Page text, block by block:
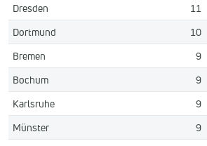
Dresden
11
Dortmund
10
Bremen
9
Bochum
9
Karlsruhe
9
Münster
9